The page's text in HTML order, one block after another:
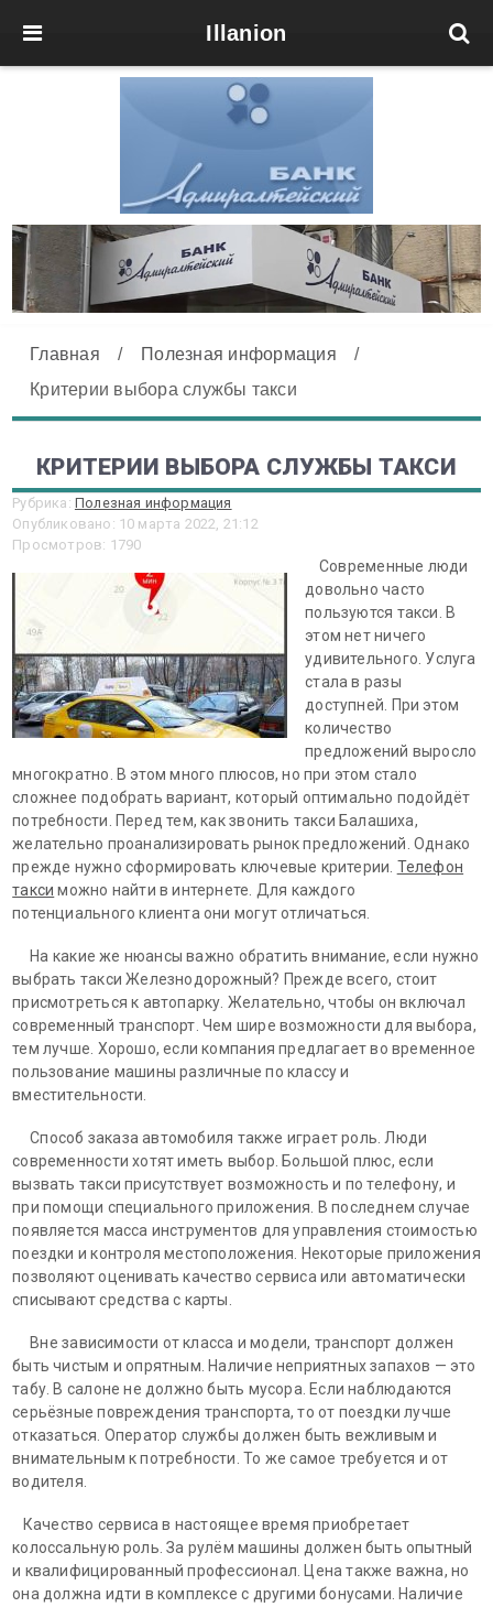
Illanion
Главная / Полезная информация
/
Критерии выбора службы такси
КРИТЕРИИ ВЫБОРА СЛУЖБЫ ТАКСИ
Рубрика: Полезная информация
Опубликовано: 10 марта 2022, 21:12
Просмотров: 1790
Современные люди
довольно часто
пользуются такси. В
этом нет ничего
удивительного. Услуга
стала в разы
доступней. При этом
количество
предложений выросло
многократно. В этом много плюсов, но при этом стало
сложнее подобрать вариант, который оптимально подойдёт
потребности. Перед тем, как звонить такси Балашиха,
желательно проанализировать рынок предложений. Однако
прежде нужно сформировать ключевые критерии. Телефон
такси можно найти в интернете. Для каждого
потенциального клиента они могут отличаться.
На какие же нюансы важно обратить внимание, если нужно
выбрать такси Железнодорожный? Прежде всего, стоит
присмотреться к автопарку. Желательно, чтобы он включал
современный транспорт. Чем шире возможности для выбора,
тем лучше. Хорошо, если компания предлагает во временное
пользование машины различные по классу и
вместительности.
Способ заказа автомобиля также играет роль. Люди
современности хотят иметь выбор. Большой плюс, если
вызвать такси присутствует возможность и по телефону, и
при помощи специального приложения. В последнем случае
появляется масса инструментов для управления стоимостью
поездки и контроля местоположения. Некоторые приложения
позволяют оценивать качество сервиса или автоматически
списывают средства с карты.
Вне зависимости от класса и модели, транспорт должен
быть чистым и опрятным. Наличие неприятных запахов — это
табу. В салоне не должно быть мусора. Если наблюдаются
серьёзные повреждения транспорта, то от поездки лучше
отказаться. Оператор службы должен быть вежливым и
внимательным к потребности. То же самое требуется и от
водителя.
Качество сервиса в настоящее время приобретает
колоссальную роль. За рулём машины должен быть опытный
и квалифицированный профессионал. Цена также важна, но
она должна идти в комплексе с другими бонусами. Наличие